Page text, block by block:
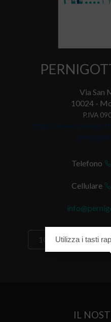
Via San
10024 -
P.IVA
https://
Telefono
Cellulare
105 IN VENDITA
IL
Utilizza i tasti